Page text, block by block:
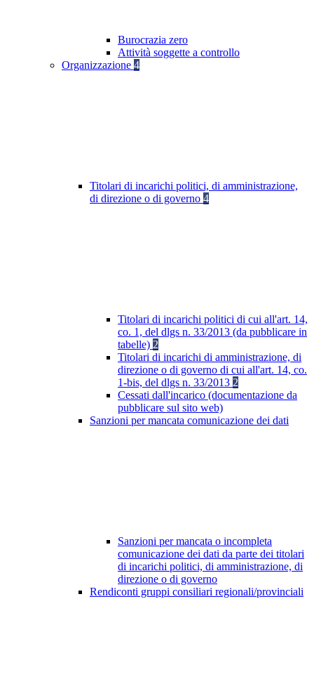
Burocrazia zero
Attività soggette a controllo
Organizzazione 4
Titolari di incarichi politici, di amministrazione,
di direzione o di governo 4
Titolari di incarichi politici di cui all'art. 14,
co. 1, del dlgs n. 33/2013 (da pubblicare in
tabelle) 2
Titolari di incarichi di amministrazione, di
direzione o di governo di cui all'art. 14, co.
1-bis, del dlgs n. 33/2013 2
Cessati dall'incarico (documentazione da
pubblicare sul sito web)
Sanzioni per mancata comunicazione dei dati
Sanzioni per mancata o incompleta
comunicazione dei dati da parte dei titolari
di incarichi politici, di amministrazione, di
direzione o di governo
Rendiconti gruppi consiliari regionali/provinciali